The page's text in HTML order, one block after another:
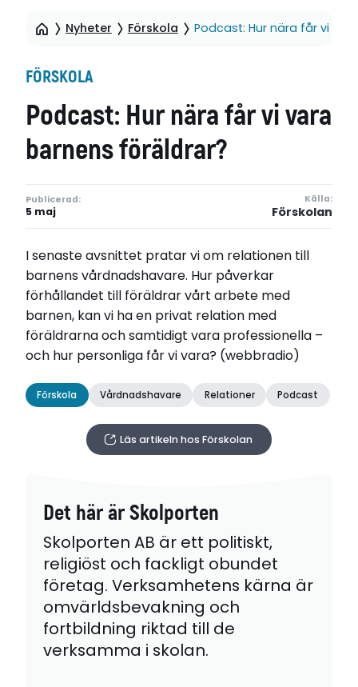
Nyheter Förskola Podcast: Hur nära får vi
FÖRSKOLA
Podcast: Hur nära får vi vara
barnens föräldrar?
Publicerad:
5 maj
Källa:
Förskolan
I senaste avsnittet pratar vi om relationen till
barnens vårdnadshavare. Hur påverkar
förhållandet till föräldrar vårt arbete med
barnen, kan vi ha en privat relation med
föräldrarna och samtidigt vara professionella –
och hur personliga får vi vara? (webbradio)
Förskola Vårdnadshavare Relationer Podcast
Läs artikeln hos Förskolan
Det här är Skolporten
Skolporten AB är ett politiskt,
religiöst och fackligt obundet
företag. Verksamhetens kärna är
omvärldsbevakning och
fortbildning riktad till de
verksamma i skolan.